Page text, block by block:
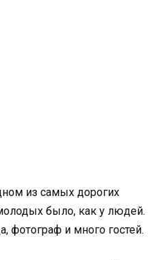
из самых дорогих
было, как у людей.
фотограф и много гостей.